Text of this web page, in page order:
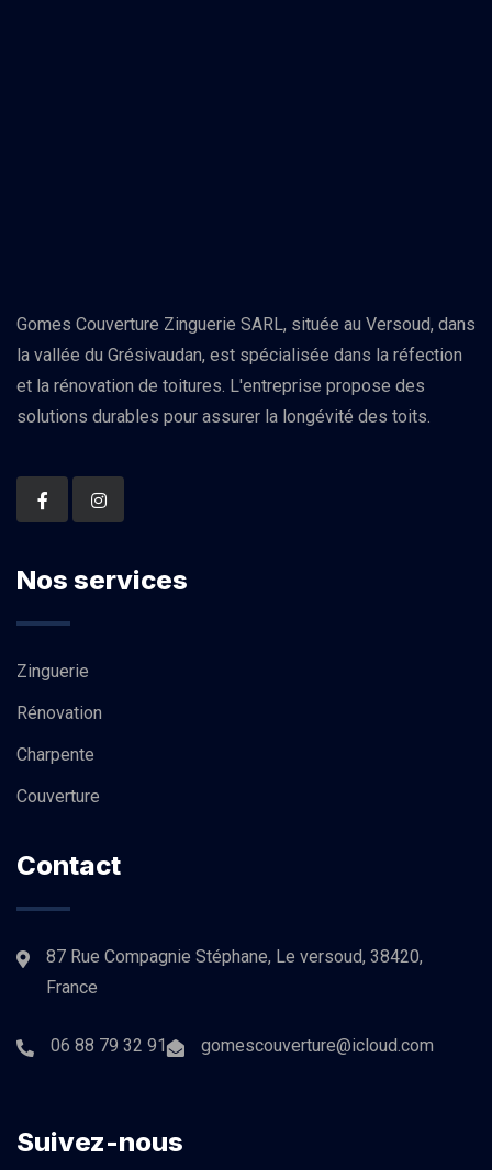
Gomes Couverture Zinguerie SARL, située au Versoud, dans
la vallée du Grésivaudan, est spécialisée dans la réfection
et la rénovation de toitures. L'entreprise propose des
solutions durables pour assurer la longévité des toits.
Nos services
Zinguerie
Rénovation
Charpente
Couverture
Contact
87 Rue Compagnie Stéphane, Le versoud, 38420,
France
06 88 79 32 91 gomescouverture@icloud.com
Suivez-nous